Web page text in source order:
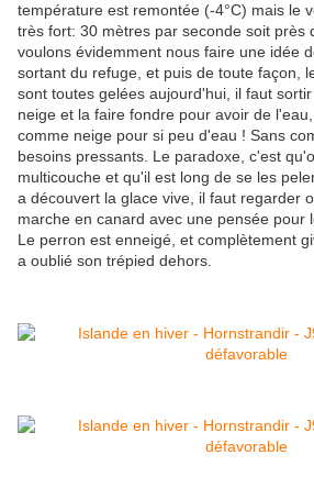
température est remontée (-4°C) mais le
très fort: 30 mètres par seconde soit près
voulons évidemment nous faire une idée
sortant du refuge, et puis de toute façon,
sont toutes gelées aujourd'hui, il faut
neige et la faire fondre pour avoir de
comme neige pour si peu d'eau ! Sans
besoins pressants. Le paradoxe, c'est
multicouche et qu'il est long de se les
a découvert la glace vive, il faut regarder
marche en canard avec une pensée pour
Le perron est enneigé, et complètement
a oublié son trépied dehors.